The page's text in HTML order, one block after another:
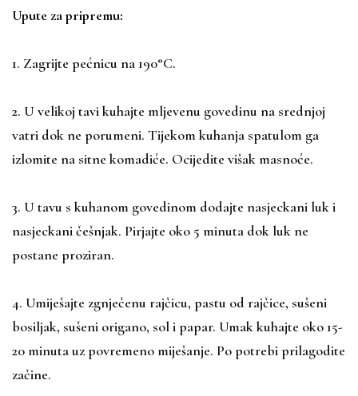
Upute za pripremu:
1. Zagrijte pećnicu na 190°C.
2. U velikoj tavi kuhajte mljevenu govedinu na srednjoj
vatri dok ne porumeni. Tijekom kuhanja spatulom ga
izlomite na sitne komadiće. Ocijedite višak masnoće.
3. U tavu s kuhanom govedinom dodajte nasjeckani luk i
nasjeckani češnjak. Pirjajte oko 5 minuta dok luk ne
postane proziran.
4. Umiješajte zgnječenu rajčicu, pastu od rajčice, sušeni
bosiljak, sušeni origano, sol i papar. Umak kuhajte oko 15-
20 minuta uz povremeno miješanje. Po potrebi prilagodite
začine.